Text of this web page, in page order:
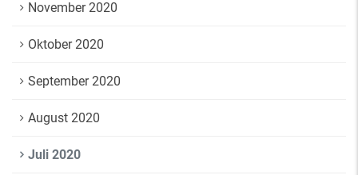
November 2020
Oktober 2020
September 2020
August 2020
Juli 2020